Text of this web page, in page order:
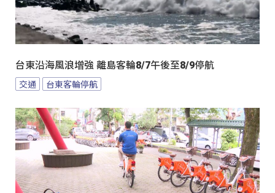
台東沿海風浪增強 離島客輪8/7午後至8/9停航
交通 台東客輪停航